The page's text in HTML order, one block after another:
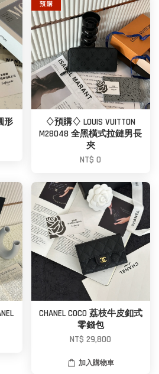
形
預 購
♢預購♢ LOUIS VUITTON
M28048 全黑橫式拉鏈男長
夾
NT$ 0
CHANEL COCO 荔枝牛皮釦式
零錢包
NT$ 29,800
加入購物車